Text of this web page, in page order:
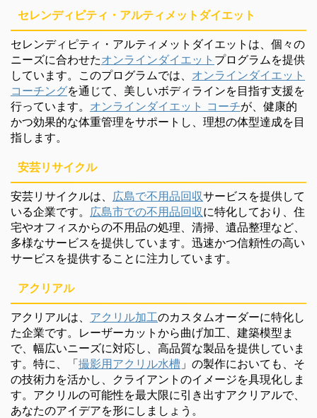
セレンディピティ・アルティメットダイエット
セレンディピティ・アルティメットダイエットは、個々の
ニーズに合わせたオンラインダイエット プログラムを提供
しています。このプログラムでは、 オンラインダイエット
コーチングを通じて、美しいボディラインを目指す支援を
行っています。 オンラインダイエット コーチが、健康的
かつ効果的な体重管理をサポートし、理想の体型達成を目
指します。
安芸リサイクル
安芸リサイクルは、 広島で不用品回収サービスを提供して
いる企業です。 広島市での不用品回収に特化しており、住
宅やオフィスからの不用品の処理、清掃、遺品整理など、
多様なサービスを提供しています。迅速かつ信頼性の高い
サービスを提供することに注力しています。
アクリアル
アクリアルは、 アクリル加工のカスタムオーダーに特化し
た企業です。レーザーカットから曲げ加工、建築模型ま
で、幅広いニーズに対応し、高品質な製品を提供していま
す。特に、「撮影用アクリル水槽 」の製作においても、そ
の技術力を活かし、クライアントのイメージを具現化しま
す。アクリルの可能性を最大限に引き出すアクリアルで、
あなたのアイデアを形にしましょう。